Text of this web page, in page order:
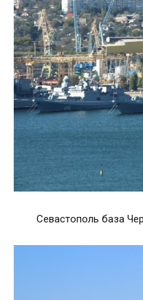
Севастополь база